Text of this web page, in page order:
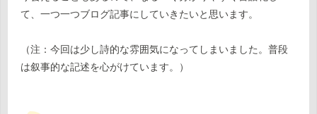
て、一つ一つブログ記事にしていきたいと思います。
（注：今回は少し詩的な雰囲気になってしまいました。普段
は叙事的な記述を心がけています。）